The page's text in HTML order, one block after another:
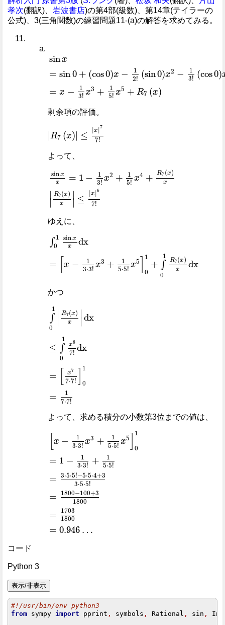
孝次(翻訳)、 岩波書店)の第4部(級数)、第14章(テイラーの
公式)、3(三角関数)の練習問題11-(a)の解答を求めてみる。
sinx
= sin0 + (cos0)x −
1
2! (sin0)x2 −
1
3! (cos0)
= x −
1
3! x3 +
1
5! x5 + R7 (x)
sin
剰余項の評価。
| R7 (x)| ≤ |x 7
7!
よって、
sinx
x
= 1 −
1
3! x2 +
1
5! x4 + R7(x)
x
∣
R7(x)
x ∣ ≤ x 6
7!
sin xxR
ゆえに、
∫ 1
0
sinx
x
dx
= [x −
1
3⋅3! x3 +
1
5⋅5! x5
1
0
+
1
∫
0
R7(x)
x dx
01 sinx
かつ
1
∫
0
∣
R7(x)
x ∣ dx
≤
1
∫
0
x6
7! dx
= x7
7⋅7! ]1
0
=
1
7⋅7!
0
よって、求める積分の小数第3位までの値は、
[x −
1
3⋅3! x3 +
1
5⋅5! x5
1
0
= 1 −
1
3⋅3! +
1
5⋅5!
= 3⋅5⋅5!−5⋅5⋅4+3
3⋅5⋅5!
= 1800−100+3
1800
=
1703
1800
= 0.946 …
x- 01
コード
Python 3
#!/usr/bin/env python3
from sympy import pprint , symbols , Rational , sin ,